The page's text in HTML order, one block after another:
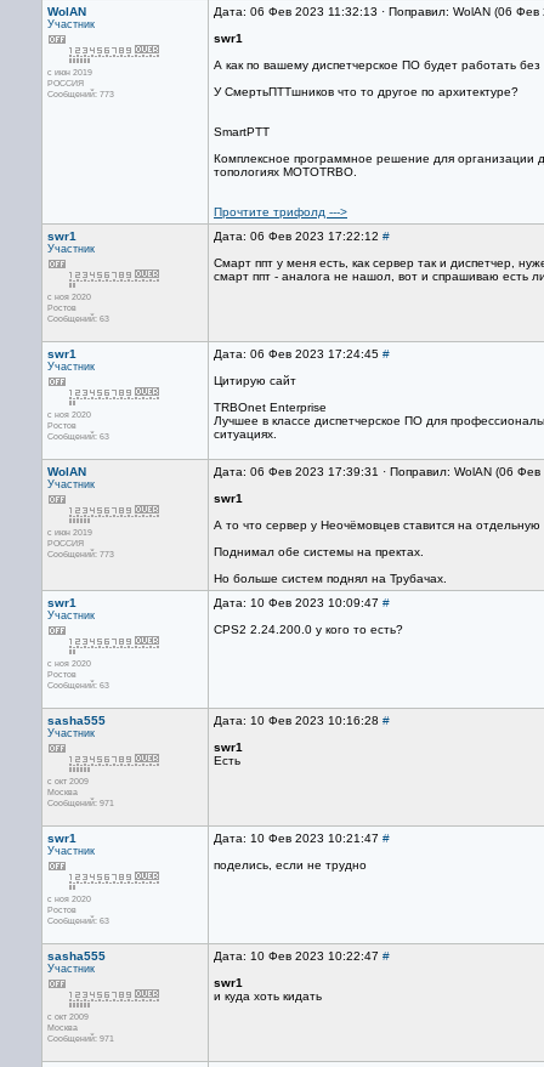
WolAN
Участник
с июн 2019
РОССИЯ
Сообщений: 773
Дата: 06 Фев 2023 11:32:13 · Поправил: WolAN (06
swr1
А как по вашему диспетчерское ПО будет работать
У СмертьПТТшников что то другое по архитектуре?
SmartPTT
Комплексное программное решение для организации
топологиях MOTOTRBO.
Прочтите трифолд --->
swr1
Участник
с ноя 2020
Ростов
Сообщений: 63
Дата: 06 Фев 2023 17:22:12 #
Смарт ппт у меня есть, как сервер так и диспетчер,
смарт ппт - аналога не нашол, вот и спрашиваю есть
swr1
Участник
с ноя 2020
Ростов
Сообщений: 63
Дата: 06 Фев 2023 17:24:45 #
Цитирую сайт
TRBOnet Enterprise
Лучшее в классе диспетчерское ПО для
ситуациях.
WolAN
Участник
с июн 2019
РОССИЯ
Сообщений: 773
Дата: 06 Фев 2023 17:39:31 · Поправил: WolAN (06
swr1
А то что сервер у Неочёмовцев ставится на
Поднимал обе системы на пректах.
Но больше систем поднял на Трубачах.
swr1
Участник
с ноя 2020
Ростов
Сообщений: 63
Дата: 10 Фев 2023 10:09:47 #
CPS2 2.24.200.0 у кого то есть?
sasha555
Участник
с окт 2009
Москва
Сообщений: 971
Дата: 10 Фев 2023 10:16:28 #
swr1
Есть
swr1
Участник
с ноя 2020
Ростов
Сообщений: 63
Дата: 10 Фев 2023 10:21:47 #
поделись, если не трудно
sasha555
Участник
с окт 2009
Москва
Сообщений: 971
Дата: 10 Фев 2023 10:22:47 #
swr1
и куда хоть кидать